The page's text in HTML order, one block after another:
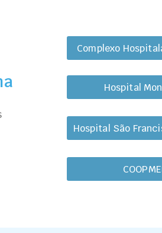
Complexo
Hospital
Hospital São